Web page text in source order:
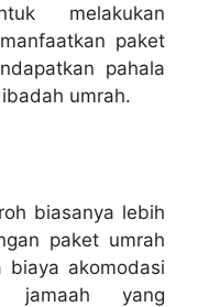
melakukan
paket
pahala
umrah.
biasanya lebih
paket umrah
biaya akomodasi
jamaah yang